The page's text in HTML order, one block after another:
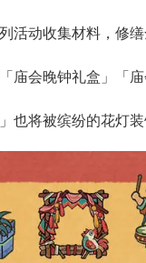
活动收集材料，修
会晚钟礼盒」「
将被缤纷的花灯装